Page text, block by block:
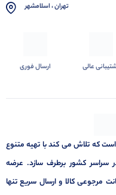
تهران ، اسلامشهر
عالی ارسال فوری
است که تلاش می کند با تهیه متنوع
سراسر کشور برطرف سازد. عرضه
مرجوعی کالا و ارسال سریع تنها